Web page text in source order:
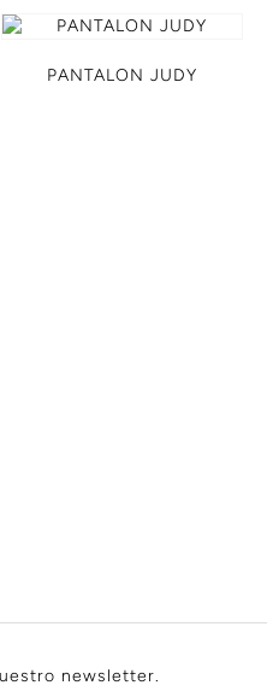
PANTALON JUDY
newsletter.